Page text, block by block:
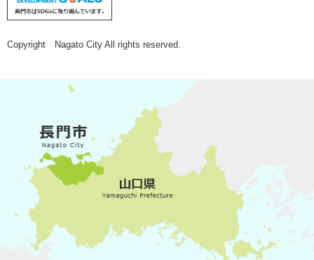
Copyright Nagato City All rights reserved.